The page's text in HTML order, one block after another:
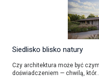
Siedlisko blisko natury
Czy architektura może być
doświadczeniem — chwilą, któr...